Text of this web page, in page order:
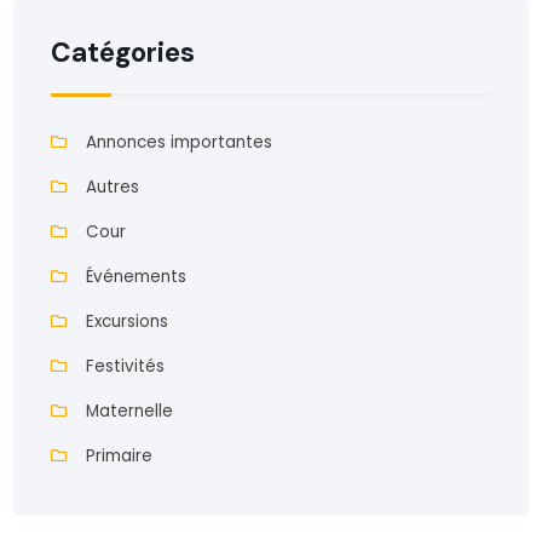
Catégories
Annonces importantes
Autres
Cour
Événements
Excursions
Festivités
Maternelle
Primaire